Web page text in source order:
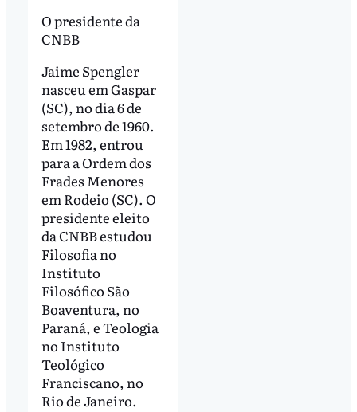
O presidente da
CNBB
Jaime Spengler
nasceu em Gaspar
(SC), no dia 6 de
setembro de 1960.
Em 1982, entrou
para a Ordem dos
Frades Menores
em Rodeio (SC). O
presidente eleito
da CNBB estudou
Filosofia no
Instituto
Filosófico São
Boaventura, no
Paraná, e Teologia
no Instituto
Teológico
Franciscano, no
Rio de Janeiro.